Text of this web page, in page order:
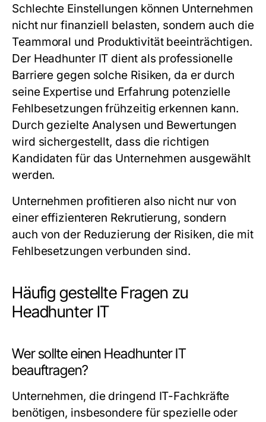
Schlechte Einstellungen können Unternehmen
nicht nur finanziell belasten, sondern auch die
Teammoral und Produktivität beeinträchtigen.
Der Headhunter IT dient als professionelle
Barriere gegen solche Risiken, da er durch
seine Expertise und Erfahrung potenzielle
Fehlbesetzungen frühzeitig erkennen kann.
Durch gezielte Analysen und Bewertungen
wird sichergestellt, dass die richtigen
Kandidaten für das Unternehmen ausgewählt
werden.
Unternehmen profitieren also nicht nur von
einer effizienteren Rekrutierung, sondern
auch von der Reduzierung der Risiken, die mit
Fehlbesetzungen verbunden sind.
Häufig gestellte Fragen zu
Headhunter IT
Wer sollte einen Headhunter IT
beauftragen?
Unternehmen, die dringend IT-Fachkräfte
benötigen, insbesondere für spezielle oder